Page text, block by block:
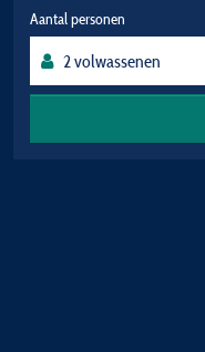
Aantal personen